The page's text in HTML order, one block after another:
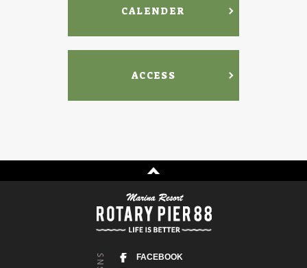
CALENDER
ACCESS
FACEBOOK